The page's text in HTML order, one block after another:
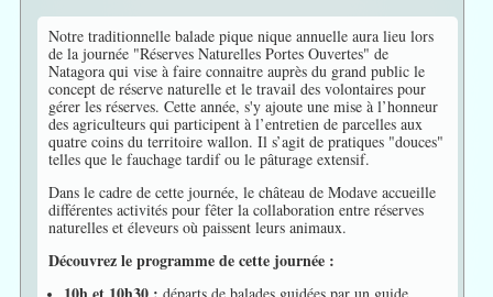
Notre traditionnelle balade pique nique annuelle aura lieu lors
de la journée "Réserves Naturelles Portes Ouvertes" de
Natagora qui vise à faire connaitre auprès du grand public le
concept de réserve naturelle et le travail des volontaires pour
gérer les réserves. Cette année, s'y ajoute une mise à l’honneur
des agriculteurs qui participent à l’entretien de parcelles aux
quatre coins du territoire wallon. Il s’agit de pratiques "douces"
telles que le fauchage tardif ou le pâturage extensif.
Dans le cadre de cette journée, le château de Modave accueille
différentes activités pour fêter la collaboration entre réserves
naturelles et éleveurs où paissent leurs animaux.
Découvrez le programme de cette journée :